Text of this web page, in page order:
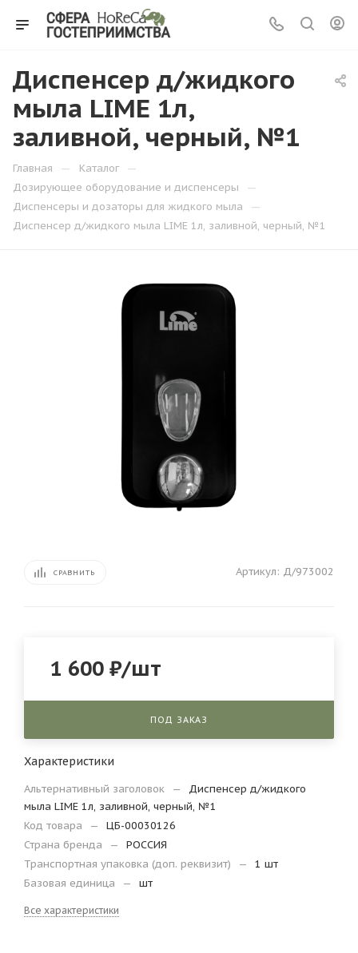
Диспенсер д/жидкого
мыла LIME 1л,
заливной, черный, №1
Главная — Каталог —
Дозирующее оборудование и диспенсеры —
Диспенсеры и дозаторы для жидкого мыла —
Диспенсер д/жидкого мыла LIME 1л, заливной, черный, №1
СРАВНИТЬ Артикул: Д/973002
1 600 ₽/шт
ПОД ЗАКАЗ
Характеристики
Альтернативный заголовок —
Диспенсер д/жидкого
мыла LIME 1л, заливной, черный, №1
Код товара
—
ЦБ-00030126
Страна бренда
—
РОССИЯ
Транспортная упаковка (доп. реквизит)
—
1 шт
Базовая единица
— шт
Все характеристики